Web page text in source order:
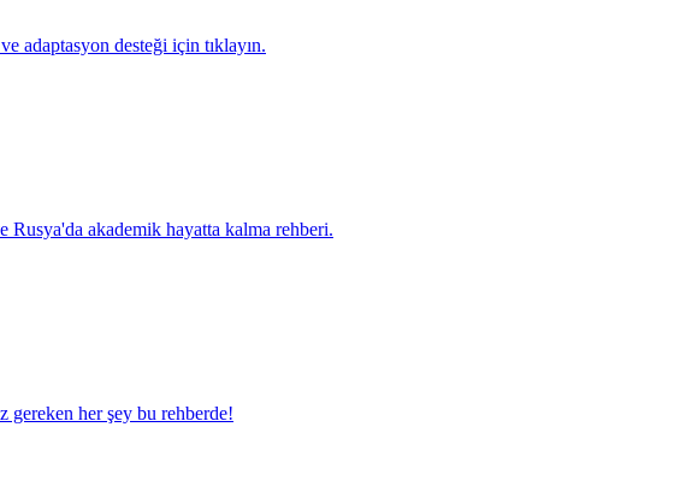
adaptasyon desteği için tıklayın.
Rusya'da akademik hayatta kalma rehberi.
gereken her şey bu rehberde!